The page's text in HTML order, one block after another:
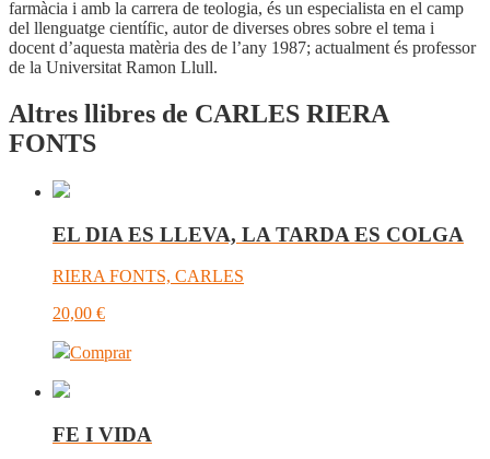
farmàcia i amb la carrera de teologia, és un especialista en el camp
del llenguatge científic, autor de diverses obres sobre el tema i
docent d’aquesta matèria des de l’any 1987; actualment és professor
de la Universitat Ramon Llull.
Altres llibres de CARLES RIERA
FONTS
EL DIA ES LLEVA, LA TARDA ES COLGA
RIERA FONTS, CARLES
20,00 €
Comprar
FE I VIDA